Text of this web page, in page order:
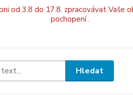
od 3.8 do 17.8. zpracovávat
pochopení .
Hledat